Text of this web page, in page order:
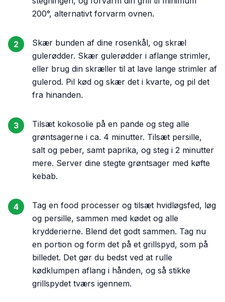
200°, alternativt forvarm ovnen.
2
Skær bunden af dine rosenkål, og skræl
gulerødder. Skær gulerødder i aflange strimler,
eller brug din skræller til at lave lange strimler af
gulerod. Pil kød og skær det i kvarte, og pil det
fra hinanden.
3
Tilsæt kokosolie på en pande og steg alle
grøntsagerne i ca. 4 minutter. Tilsæt persille,
salt og peber, samt paprika, og steg i 2 minutter
mere. Server dine stegte grøntsager med køfte
kebab.
4
Tag en food processer og tilsæt hvidløgsfed, løg
og persille, sammen med kødet og alle
krydderierne. Blend det godt sammen. Tag nu
en portion og form det på et grillspyd, som på
billedet. Det gør du bedst ved at rulle
kødklumpen aflang i hånden, og så stikke
grillspydet tværs igennem.